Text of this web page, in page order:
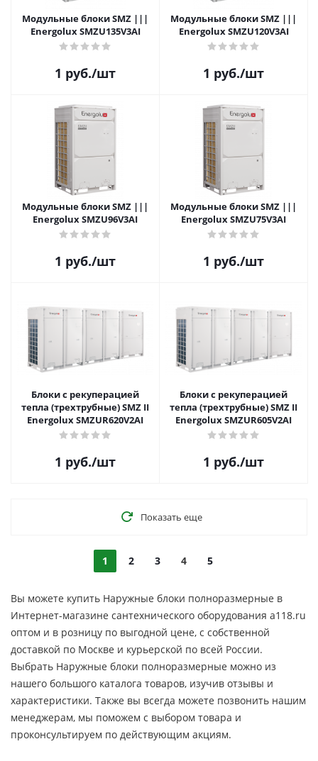
Модульные блоки SMZ |||
Energolux SMZU135V3AI
1 руб./шт
Модульные блоки SMZ |||
Energolux SMZU120V3AI
1 руб./шт
Модульные блоки SMZ |||
Energolux SMZU96V3AI
1 руб./шт
Модульные блоки SMZ |||
Energolux SMZU75V3AI
1 руб./шт
Блоки с рекуперацией
тепла (трехтрубные) SMZ II
Energolux SMZUR620V2AI
1 руб./шт
Блоки с рекуперацией
тепла (трехтрубные) SMZ II
Energolux SMZUR605V2AI
1 руб./шт
Показать еще
1 2 3 4 5
Вы можете купить Наружные блоки полноразмерные в
Интернет-магазине сантехнического оборудования a118.ru
оптом и в розницу по выгодной цене, c собственной
доставкой по Москве и курьерской по всей России.
Выбрать Наружные блоки полноразмерные можно из
нашего большого каталога товаров, изучив отзывы и
характеристики. Также вы всегда можете позвонить нашим
менеджерам, мы поможем с выбором товара и
проконсультируем по действующим акциям.